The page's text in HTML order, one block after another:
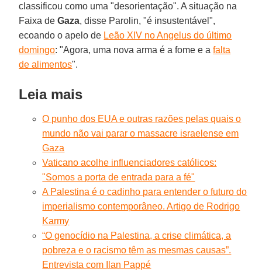
classificou como uma "desorientação". A situação na
Faixa deGaza, disse Parolin, "é insustentável",
ecoando o apelo de Leão XIV no Angelus do último
domingo: "Agora, uma nova arma é a fome e afalta
de alimentos".
Leia mais
O punho dos EUA e outras razões pelas quais o
mundo não vai parar o massacre israelense em
Gaza
Vaticano acolhe influenciadores católicos:
"Somos a porta de entrada para a fé"
A Palestina é o cadinho para entender o futuro do
imperialismo contemporâneo. Artigo de Rodrigo
Karmy
“O genocídio na Palestina, a crise climática, a
pobreza e o racismo têm as mesmas causas”.
Entrevista com Ilan Pappé